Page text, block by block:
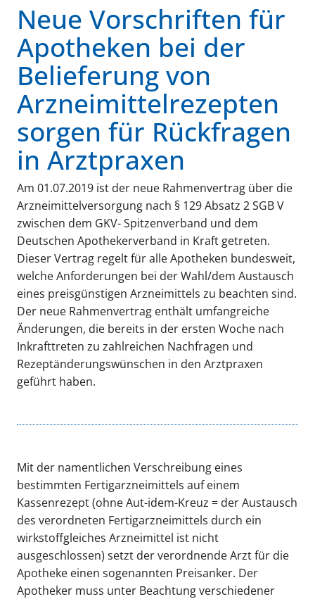
Neue Vorschriften für
Apotheken bei der
Belieferung von
Arzneimittelrezepten
sorgen für Rückfragen
in Arztpraxen
Am 01.07.2019 ist der neue Rahmenvertrag über die
Arzneimittelversorgung nach § 129 Absatz 2 SGB V
zwischen dem GKV- Spitzenverband und dem
Deutschen Apothekerverband in Kraft getreten.
Dieser Vertrag regelt für alle Apotheken bundesweit,
welche Anforderungen bei der Wahl/dem Austausch
eines preisgünstigen Arzneimittels zu beachten sind.
Der neue Rahmenvertrag enthält umfangreiche
Änderungen, die bereits in der ersten Woche nach
Inkrafttreten zu zahlreichen Nachfragen und
Rezeptänderungswünschen in den Arztpraxen
geführt haben.
Mit der namentlichen Verschreibung eines
bestimmten Fertigarzneimittels auf einem
Kassenrezept (ohne Aut-idem-Kreuz = der Austausch
des verordneten Fertigarzneimittels durch ein
wirkstoffgleiches Arzneimittel ist nicht
ausgeschlossen) setzt der verordnende Arzt für die
Apotheke einen sogenannten Preisanker. Der
Apotheker muss unter Beachtung verschiedener